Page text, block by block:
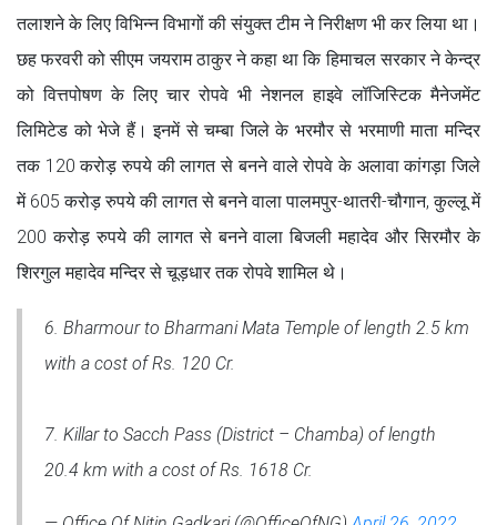
तलाशने के लिए विभिन्न विभागों की संयुक्त टीम ने निरीक्षण भी कर लिया था।
छह फरवरी को सीएम जयराम ठाकुर ने कहा था कि हिमाचल सरकार ने केन्द्र
को वित्तपोषण के लिए चार रोपवे भी नेशनल हाइवे लॉजिस्टिक मैनेजमेंट
लिमिटेड को भेजे हैं। इनमें से चम्बा जिले के भरमौर से भरमाणी माता मन्दिर
तक 120 करोड़ रुपये की लागत से बनने वाले रोपवे के अलावा कांगड़ा जिले
में 605 करोड़ रुपये की लागत से बनने वाला पालमपुर-थातरी-चौगान, कुल्लू में
200 करोड़ रुपये की लागत से बनने वाला बिजली महादेव और सिरमौर के
शिरगुल महादेव मन्दिर से चूड़धार तक रोपवे शामिल थे।
6. Bharmour to Bharmani Mata Temple of length 2.5 km
with a cost of Rs. 120 Cr.
7. Killar to Sacch Pass (District – Chamba) of length
20.4 km with a cost of Rs. 1618 Cr.